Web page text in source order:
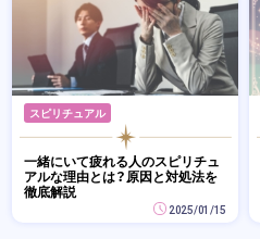
スピリチュアル
一緒にいて疲れる人のスピリチュ
アルな理由とは？原因と対処法を
徹底解説
2025/01/15